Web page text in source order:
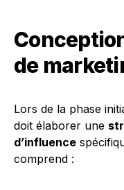
de
Lors de la phase
doit élaborer une
d’influence
comprend :